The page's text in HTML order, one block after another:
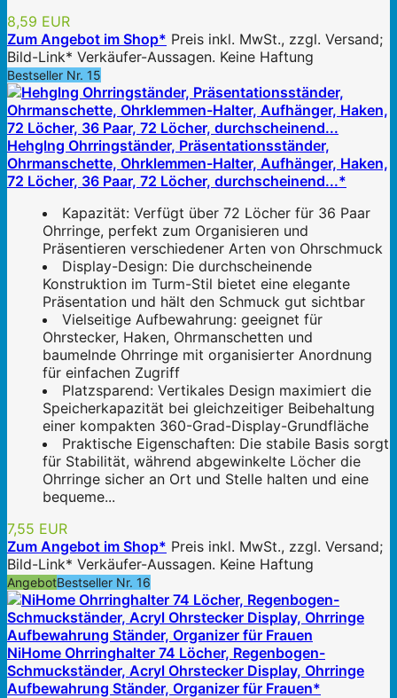
8,59 EUR
Zum Angebot im Shop* Preis inkl. MwSt., zzgl. Versand;
Bild-Link* Verkäufer-Aussagen. Keine Haftung
Bestseller Nr. 15
Hehglng Ohrringständer, Präsentationsständer,
Ohrmanschette, Ohrklemmen-Halter, Aufhänger, Haken,
72 Löcher, 36 Paar, 72 Löcher, durchscheinend...*
Kapazität: Verfügt über 72 Löcher für 36 Paar
Ohrringe, perfekt zum Organisieren und
Präsentieren verschiedener Arten von Ohrschmuck
Display-Design: Die durchscheinende
Konstruktion im Turm-Stil bietet eine elegante
Präsentation und hält den Schmuck gut sichtbar
Vielseitige Aufbewahrung: geeignet für
Ohrstecker, Haken, Ohrmanschetten und
baumelnde Ohrringe mit organisierter Anordnung
für einfachen Zugriff
Platzsparend: Vertikales Design maximiert die
Speicherkapazität bei gleichzeitiger Beibehaltung
einer kompakten 360-Grad-Display-Grundfläche
Praktische Eigenschaften: Die stabile Basis sorgt
für Stabilität, während abgewinkelte Löcher die
Ohrringe sicher an Ort und Stelle halten und eine
bequeme...
7,55 EUR
Zum Angebot im Shop* Preis inkl. MwSt., zzgl. Versand;
Bild-Link* Verkäufer-Aussagen. Keine Haftung
AngebotBestseller Nr. 16
NiHome Ohrringhalter 74 Löcher, Regenbogen-
Schmuckständer, Acryl Ohrstecker Display, Ohrringe
Aufbewahrung Ständer, Organizer für Frauen*